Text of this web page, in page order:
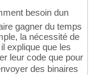
besoin dun
gagner du temps
la nécessité de
explique que les
leur code que pour
des binaires